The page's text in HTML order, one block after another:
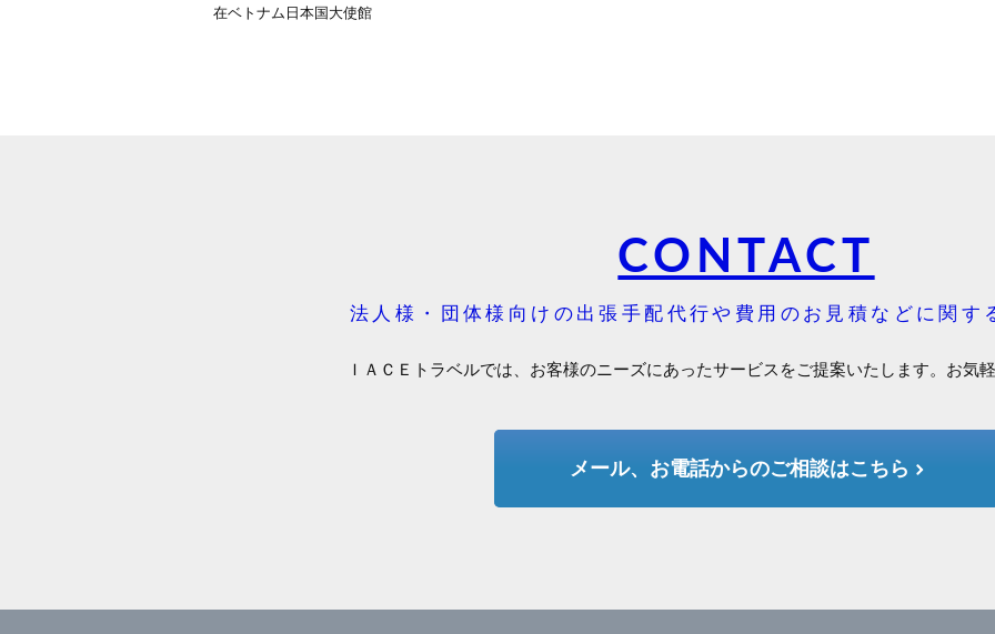
在ベトナム日本国大使館
CONTACT
法人様・団体様向けの出張手配代行や費用のお見積などに関す
ＩＡＣＥトラベルでは、お客様のニーズにあったサービスをご提案いたします。お気
メール、お電話からのご相談はこちら